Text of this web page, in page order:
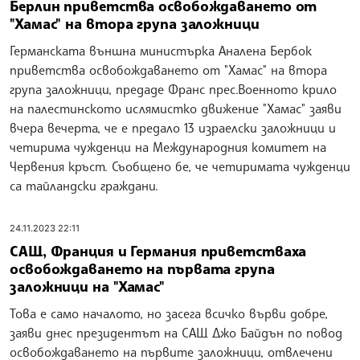
Берлин приветства освобождаването от
"Хамас" на втора група заложници
Германската външна министърка Аналена Бербок
приветства освобождаването от "Хамас" на втора
група заложници, предаде Франс прес.Военното крило
на палестинското ислямистко движение "Хамас" заяви
вчера вечерта, че е предало 13 израелски заложници и
четирима чужденци на Международния комитет на
Червения кръст. Съобщено бе, че четиримата чужденци
са тайландски граждани.
24.11.2023 22:11
САЩ, Франция и Германия приветстваха
освобождаването на първата група
заложници на "Хамас"
Това е само началото, но засега всичко върви добре,
заяви днес президентът на САЩ Джо Байдън по повод
освобождаването на първите заложници, отвлечени